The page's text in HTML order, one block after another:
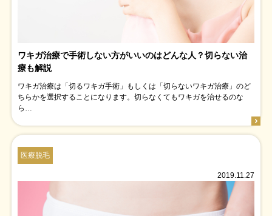
ワキガ治療で手術しない方がいいのはどんな人？切らない治
療も解説
ワキガ治療は「切るワキガ手術」もしくは「切らないワキガ治療」のど
ちらかを選択することになります。切らなくてもワキガを治せるのな
ら…
医療脱毛
2019.11.27